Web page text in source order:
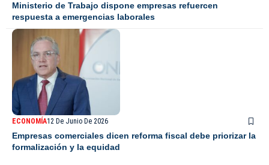
Ministerio de Trabajo dispone empresas refuercen
respuesta a emergencias laborales
ECONOMÍA12 De Junio De 2026
Empresas comerciales dicen reforma fiscal debe priorizar la
formalización y la equidad